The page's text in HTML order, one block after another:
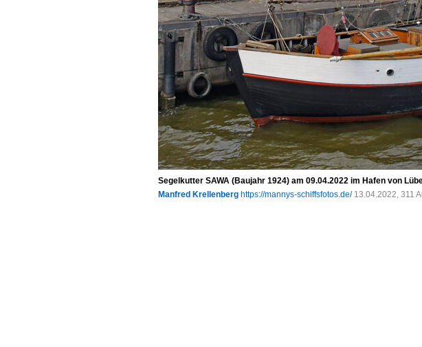
Segelkutter SAWA (Baujahr 1924) am 09.04.2022 im Hafen von
Manfred Krellenberg https://mannys-schiffsfotos.de/ 13.04.2022, 311